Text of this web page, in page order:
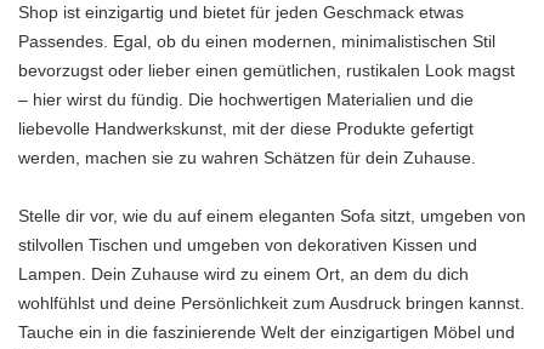
Shop ist einzigartig und bietet für jeden Geschmack etwas
Passendes. Egal, ob du einen modernen, minimalistischen Stil
bevorzugst oder lieber einen gemütlichen, rustikalen Look magst
– hier wirst du fündig. Die hochwertigen Materialien und die
liebevolle Handwerkskunst, mit der diese Produkte gefertigt
werden, machen sie zu wahren Schätzen für dein Zuhause.
Stelle dir vor, wie du auf einem eleganten Sofa sitzt, umgeben von
stilvollen Tischen und umgeben von dekorativen Kissen und
Lampen. Dein Zuhause wird zu einem Ort, an dem du dich
wohlfühlst und deine Persönlichkeit zum Ausdruck bringen kannst.
Tauche ein in die faszinierende Welt der einzigartigen Möbel und